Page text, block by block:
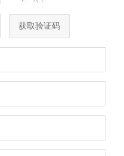
获取验证码